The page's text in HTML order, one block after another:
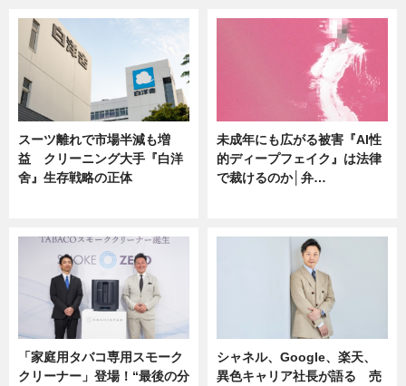
スーツ離れで市場半減も増
益 クリーニング大手『白洋
舍』生存戦略の正体
未成年にも広がる被害『AI性
的ディープフェイク』は法律
で裁けるのか│弁…
「家庭用タバコ専用スモーク
クリーナー」登場！“最後の分
シャネル、Google、楽天、
異色キャリア社長が語る 売